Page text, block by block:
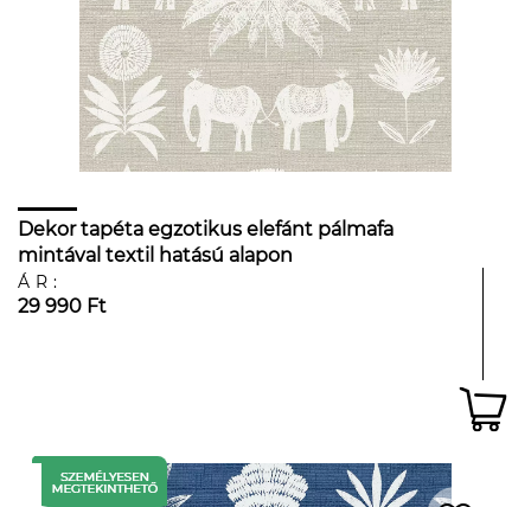
Dekor tapéta egzotikus elefánt pálmafa
mintával textil hatású alapon
ÁR:
29 990 Ft